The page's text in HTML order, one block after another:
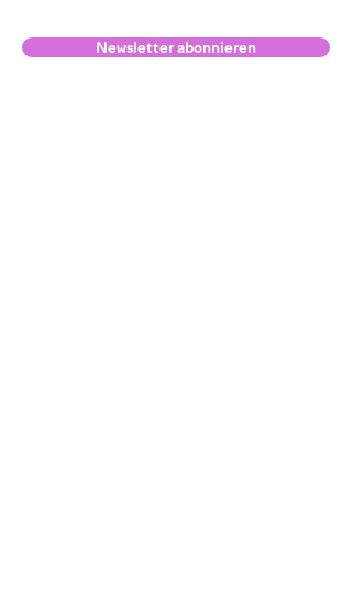
Newsletter abonnieren